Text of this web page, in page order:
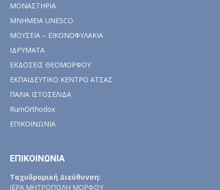
ΜΟΝΑΣΤΗΡΙΑ
ΜΝΗΜΕΙΑ UNESCO
ΜΟΥΣΕΙΑ – ΕΙΚΟΝΟΦΥΛΑΚΙΑ
ΙΔΡΥΜΑΤΑ
ΕΚΔΟΣΕΙΣ ΘΕΟΜΟΡΦΟΥ
ΕΚΠΑΙΔΕΥΤΙΚΟ ΚΕΝΤΡΟ ΑΤΣΑΣ
ΠΑΛΙΑ ΙΣΤΟΣΕΛΙΔΑ
RumOrthodox
ΕΠΙΚΟΙΝΩΝΙΑ
ΕΠΙΚΟΙΝΩΝΙΑ
Ταχυδρομική Διεύθυνση:
ΙΕΡΑ ΜΗΤΡΟΠΟΛΗ ΜΟΡΦΟΥ